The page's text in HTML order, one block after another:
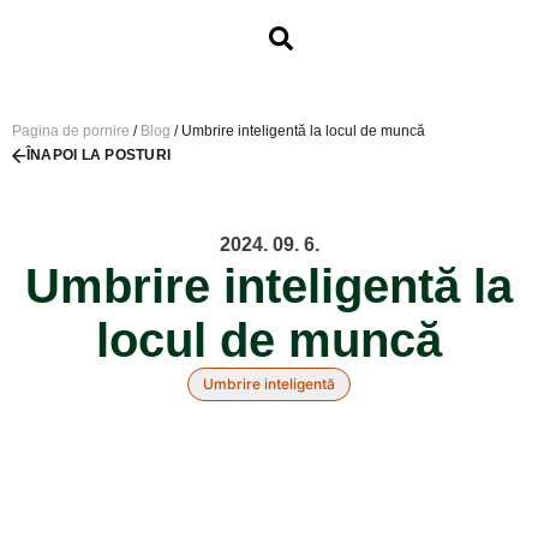
Pagina de pornire / Blog / Umbrire inteligentă la locul de muncă
ÎNAPOI LA POSTURI
2024. 09. 6.
Umbrire inteligentă la
locul de muncă
Umbrire inteligentă